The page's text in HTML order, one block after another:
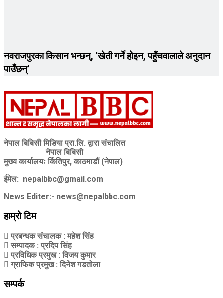
नवराजपुरका किसान भन्छन्, ‘खेती गर्ने होइन, पहुँचवालाले अनुदान
पाउँछन्’
नेपाल बिबिसी मिडिया प्रा.लि. द्वारा संचालित
नेपाल बिबिसी
मुख्य कार्यालयः र्कितिपुर, काठमाडौं (नेपाल)
ईमेल: nepalbbc@gmail.com
News Editer:- news@nepalbbc.com
हाम्रो टिम
प्रबन्धक संचालक : महेश सिंह
सम्पादक: प्रदिप सिंह
प्रविधिक प्रमुख: विजय कुमार
ग्राफिक प्रमुख: दिनेश गडतोला
सम्पर्क